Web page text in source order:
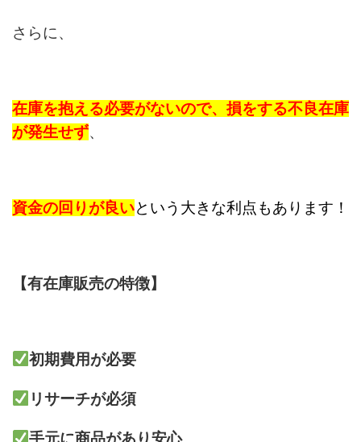
さらに、
在庫を抱える必要がないので、損をする不良在庫
が発生せず、
資金の回りが良いという大きな利点もあります！
【有在庫販売の特徴】
初期費用が必要
リサーチが必須
手元に商品があり安心